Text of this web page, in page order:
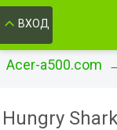
ВХОД
Acer-a500.com
Hungry